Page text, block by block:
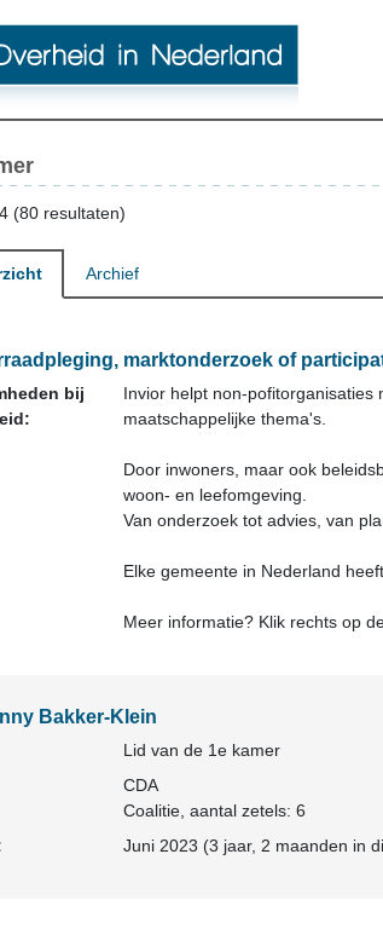
(80 resultaten)
Archief
marktonderzoek of
bij
Invior helpt non-pofitorganisaties
maatschappelijke thema's.
Door inwoners, maar ook
woon- en leefomgeving.
Van onderzoek tot advies, van
Elke gemeente in Nederland
Meer informatie? Klik rechts op
Bakker-Klein
Lid van de 1e kamer
CDA
Coalitie , aantal zetels: 6
Juni 2023 (3 jaar, 2 maanden in